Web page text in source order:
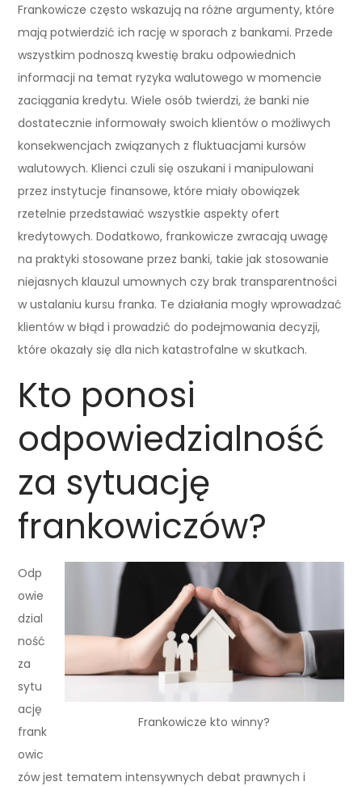
Frankowicze często wskazują na różne argumenty, które
mają potwierdzić ich rację w sporach z bankami. Przede
wszystkim podnoszą kwestię braku odpowiednich
informacji na temat ryzyka walutowego w momencie
zaciągania kredytu. Wiele osób twierdzi, że banki nie
dostatecznie informowały swoich klientów o możliwych
konsekwencjach związanych z fluktuacjami kursów
walutowych. Klienci czuli się oszukani i manipulowani
przez instytucje finansowe, które miały obowiązek
rzetelnie przedstawiać wszystkie aspekty ofert
kredytowych. Dodatkowo, frankowicze zwracają uwagę
na praktyki stosowane przez banki, takie jak stosowanie
niejasnych klauzul umownych czy brak transparentności
w ustalaniu kursu franka. Te działania mogły wprowadzać
klientów w błąd i prowadzić do podejmowania decyzji,
które okazały się dla nich katastrofalne w skutkach.
Kto ponosi
odpowiedzialność
za sytuację
frankowiczów?
Frankowicze kto winny?
Odp
owie
dzial
ność
za
sytu
ację
frank
owic
zów jest tematem intensywnych debat prawnych i